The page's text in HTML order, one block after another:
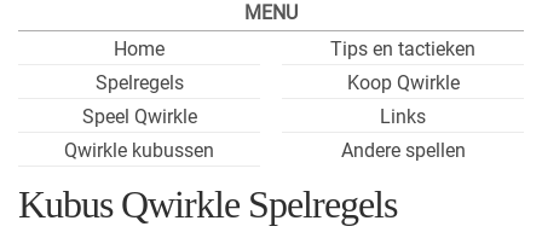
MENU
Home
Spelregels
Speel Qwirkle
Qwirkle kubussen
Tips en tactieken
Koop Qwirkle
Links
Andere spellen
Kubus Qwirkle Spelregels